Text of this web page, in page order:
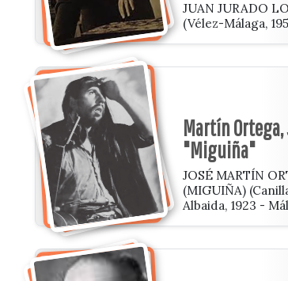
JUAN JURADO
(Vélez-Málaga,
Martín Ortega,
"Miguiña"
JOSÉ MARTÍN
(MIGUIÑA)
Albaida, 1923 -